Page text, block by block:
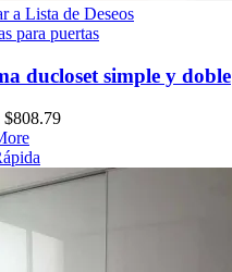
a Lista de Deseos
para puertas
ducloset simple y doble
$808.79